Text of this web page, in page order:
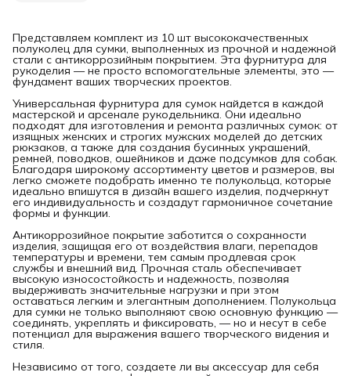
Представляем комплект из 10 шт высококачественных
полуколец для сумки, выполненных из прочной и надежной
стали с антикоррозийным покрытием. Эта фурнитура для
рукоделия — не просто вспомогательные элементы, это —
фундамент ваших творческих проектов.
Универсальная фурнитура для сумок найдется в каждой
мастерской и арсенале рукодельника. Они идеально
подходят для изготовления и ремонта различных сумок: от
изящных женских и строгих мужских моделей до детских
рюкзаков, а также для создания бусинных украшений,
ремней, поводков, ошейников и даже подсумков для собак.
Благодаря широкому ассортименту цветов и размеров, вы
легко сможете подобрать именно те полукольца, которые
идеально впишутся в дизайн вашего изделия, подчеркнут
его индивидуальность и создадут гармоничное сочетание
формы и функции.
Антикоррозийное покрытие заботится о сохранности
изделия, защищая его от воздействия влаги, перепадов
температуры и времени, тем самым продлевая срок
службы и внешний вид. Прочная сталь обеспечивает
высокую износостойкость и надежность, позволяя
выдерживать значительные нагрузки и при этом
оставаться легким и элегантным дополнением. Полукольца
для сумки не только выполняют свою основную функцию —
соединять, укреплять и фиксировать, — но и несут в себе
потенциал для выражения вашего творческого видения и
стиля.
Независимо от того, создаете ли вы аксессуар для себя